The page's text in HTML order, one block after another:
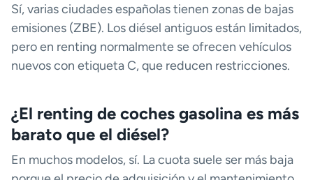
Sí, varias ciudades españolas tienen zonas de bajas
emisiones (ZBE). Los diésel antiguos están limitados,
pero en renting normalmente se ofrecen vehículos
nuevos con etiqueta C, que reducen restricciones.
¿El renting de coches gasolina es más
barato que el diésel?
En muchos modelos, sí. La cuota suele ser más baja